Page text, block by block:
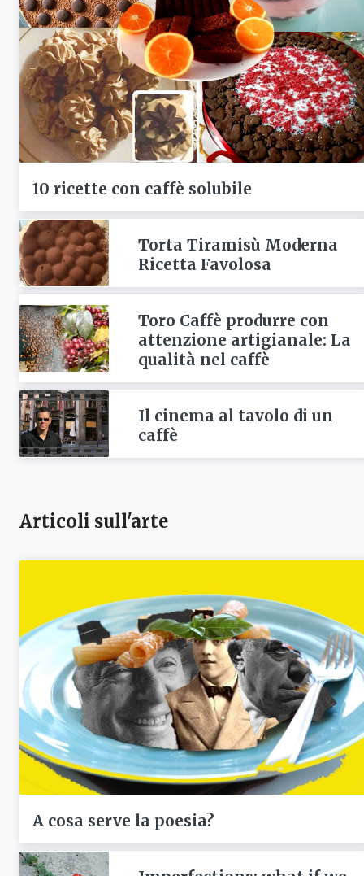
10 ricette con caffè solubile
Torta Tiramisù Moderna
Ricetta Favolosa
Toro Caffè produrre con
attenzione artigianale: La
qualità nel caffè
Il cinema al tavolo di un
caffè
Articoli sull'arte
A cosa serve la poesia?